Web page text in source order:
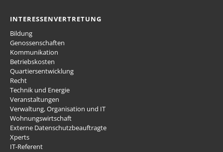
INTERESSENVERTRETUNG
Bildung
Genossenschaften
Kommunikation
Betriebskosten
Quartiersentwicklung
Recht
Technik und Energie
Veranstaltungen
Verwaltung, Organisation und IT
Wohnungswirtschaft
Externe Datenschutzbeauftragte
Xperts
IT-Referent